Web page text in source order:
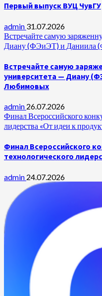
Первый выпуск ВУЦ ЧувГУ
admin 31.07.2026
Встречайте самую
Диану (ФЭиЭТ) и
Встречайте самую
университета — Диану
Любимовых
admin 26.07.2026
Финал Всероссийского
лидерства «От идеи к
Финал Всероссийского
технологического
admin 24.07.2026